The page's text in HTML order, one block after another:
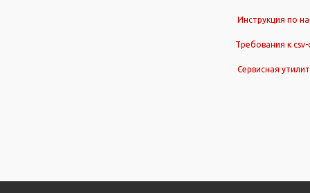
Инструкция по
Требования к
Сервисная